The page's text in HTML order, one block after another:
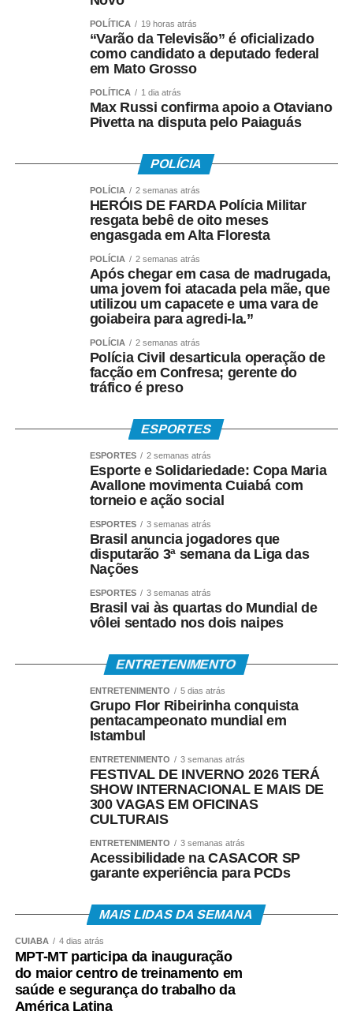
POLÍTICA 19 horas atrás
“Varão da Televisão” é oficializado
como candidato a deputado federal
em Mato Grosso
POLÍTICA 1 dia atrás
Max Russi confirma apoio a Otaviano
Pivetta na disputa pelo Paiaguás
POLÍCIA
POLÍCIA 2 semanas atrás
HERÓIS DE FARDA Polícia Militar
resgata bebê de oito meses
engasgada em Alta Floresta
POLÍCIA 2 semanas atrás
Após chegar em casa de madrugada,
uma jovem foi atacada pela mãe, que
utilizou um capacete e uma vara de
goiabeira para agredi-la.”
POLÍCIA 2 semanas atrás
Polícia Civil desarticula operação de
facção em Confresa; gerente do
tráfico é preso
ESPORTES
ESPORTES 2 semanas atrás
Esporte e Solidariedade: Copa Maria
Avallone movimenta Cuiabá com
torneio e ação social
ESPORTES 3 semanas atrás
Brasil anuncia jogadores que
disputarão 3ª semana da Liga das
Nações
ESPORTES 3 semanas atrás
Brasil vai às quartas do Mundial de
vôlei sentado nos dois naipes
ENTRETENIMENTO
ENTRETENIMENTO 5 dias atrás
Grupo Flor Ribeirinha conquista
pentacampeonato mundial em
Istambul
ENTRETENIMENTO 3 semanas atrás
FESTIVAL DE INVERNO 2026 TERÁ
SHOW INTERNACIONAL E MAIS DE
300 VAGAS EM OFICINAS
CULTURAIS
ENTRETENIMENTO 3 semanas atrás
Acessibilidade na CASACOR SP
garante experiência para PCDs
MAIS LIDAS DA SEMANA
CUIABÁ 4 dias atrás
MPT-MT participa da inauguração
do maior centro de treinamento em
saúde e segurança do trabalho da
América Latina